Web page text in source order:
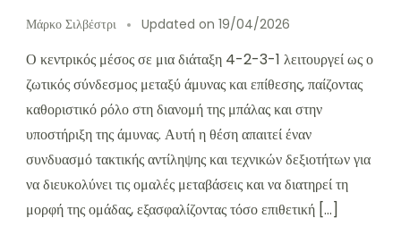
Μάρκο Σιλβέστρι Updated on 19/04/2026
Ο κεντρικός μέσος σε μια διάταξη 4-2-3-1 λειτουργεί ως ο
ζωτικός σύνδεσμος μεταξύ άμυνας και επίθεσης, παίζοντας
καθοριστικό ρόλο στη διανομή της μπάλας και στην
υποστήριξη της άμυνας. Αυτή η θέση απαιτεί έναν
συνδυασμό τακτικής αντίληψης και τεχνικών δεξιοτήτων για
να διευκολύνει τις ομαλές μεταβάσεις και να διατηρεί τη
μορφή της ομάδας, εξασφαλίζοντας τόσο επιθετική […]